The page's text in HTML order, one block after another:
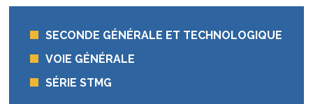
SECONDE GÉNÉRALE ET TECHNOLOGIQUE
VOIE GÉNÉRALE
SÉRIE STMG